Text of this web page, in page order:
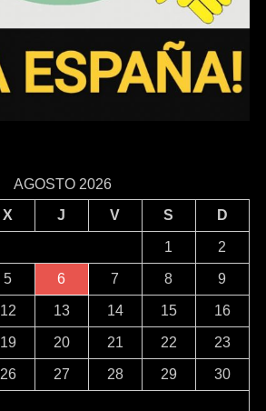
AGOSTO 2026
X J V S D
1 2
5 6 7 8 9
12 13 14 15 16
19 20 21 22 23
26 27 28 29 30